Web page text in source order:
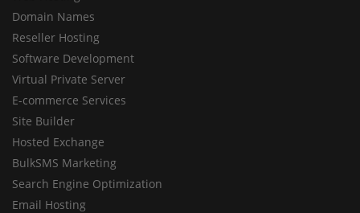
Domain Names
Reseller Hosting
Software Development
Virtual Private Server
E-commerce Services
Site Builder
Hosted Exchange
BulkSMS Marketing
Search Engine Optimization
Email Hosting